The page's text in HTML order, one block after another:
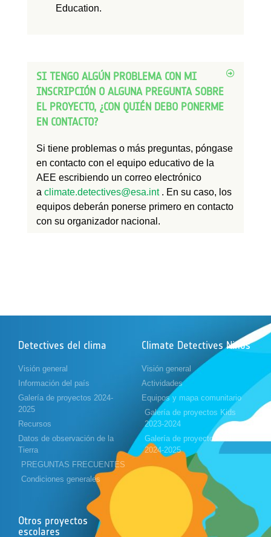
Education.
SI TENGO ALGÚN PROBLEMA CON MI
INSCRIPCIÓN O ALGUNA PREGUNTA SOBRE
EL PROYECTO, ¿CON QUIÉN DEBO PONERME
EN CONTACTO?
Si tiene problemas o más preguntas, póngase
en contacto con el equipo educativo de la
AEE escribiendo un correo electrónico
a climate.detectives@esa.int. En su caso, los
equipos deberán ponerse primero en contacto
con su organizador nacional.
Detectives del clima
Visión general
Información del país
Galería de proyectos 2024-
2025
Recursos
Datos de observación de la
Tierra
PREGUNTAS FRECUENTES
Condiciones generales
Climate Detectives Niños
Visión general
Actividades
Equipos y mapa comunitario
Galería de proyectos Kids
2023-2024
Galería de proyectos Kids
2024-2025
Otros proyectos
escolares